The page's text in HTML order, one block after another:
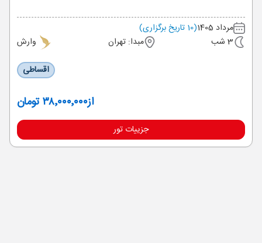
مرداد 1405
(10 تاریخ برگزاری)
3 شب
مبدا: تهران
وارش
اقساطی
از۳۸٬۰۰۰٬۰۰۰ تومان
جزییات تور